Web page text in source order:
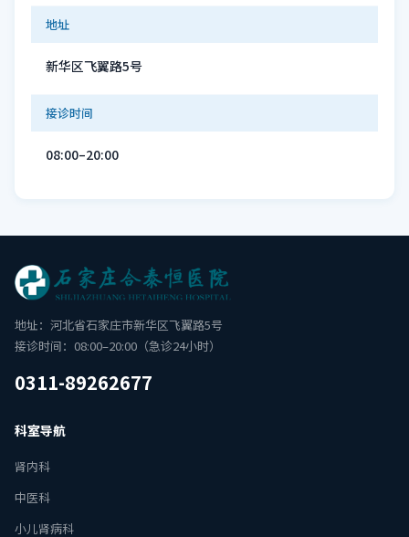
地址
新华区飞翼路5号
接诊时间
08:00–20:00
地址：河北省石家庄市新华区飞翼路5号
接诊时间：08:00–20:00（急诊24小时）
0311-89262677
科室导航
肾内科
中医科
小儿肾病科